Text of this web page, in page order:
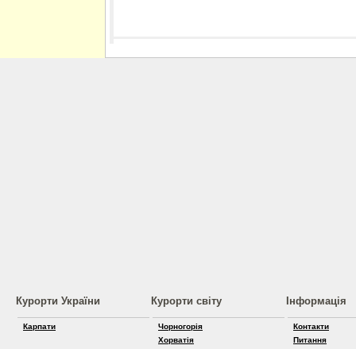
Розміщення інформації про готель на
Курорти України
Карпати
Курорти світу
Чорногорія
Хорватія
Інформація
Контакти
Питання